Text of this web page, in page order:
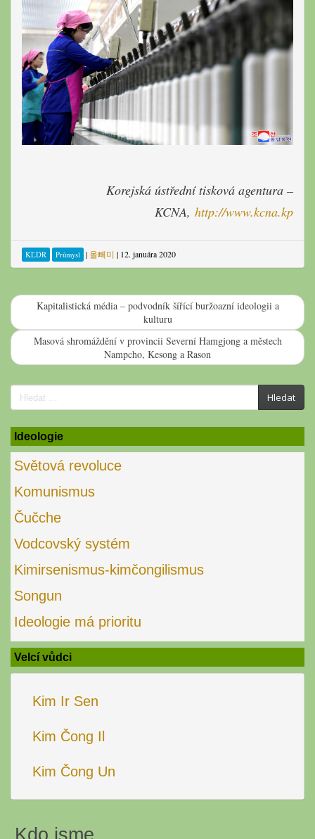
Korejská ústřední tisková agentura –
KCNA, http://www.kcna.kp
KĽDR Průmysl | 올빼미 | 12. januára 2020
Kapitalistická média – podvodník šířící buržoazní ideologii a
kulturu
Masová shromáždění v provincii Severní Hamgjong a městech
Nampcho, Kesong a Rason
Search
for:
Hledat
Ideologie
Světová revoluce
Komunismus
Čučche
Vodcovský systém
Kimirsenismus-kimčongilismus
Songun
Ideologie má prioritu
Velcí vůdci
Kim Ir Sen
Kim Čong Il
Kim Čong Un